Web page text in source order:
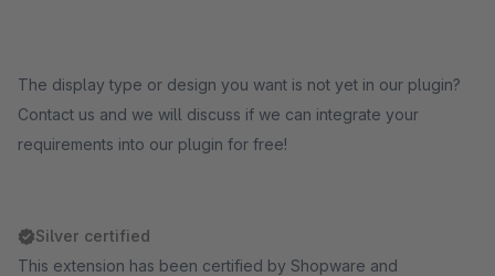
The display type or design you want is not yet in our plugin?
Contact us and we will discuss if we can integrate your
requirements into our plugin for free!
Silver certified
This extension has been certified by Shopware and